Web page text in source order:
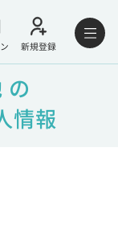
新規登録
の
情報